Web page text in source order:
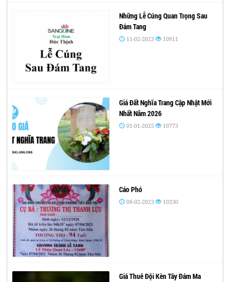
Những Lễ Cúng Quan Trọng Sau
Đám Tang
11-02-2023 10911
Giá Đất Nghĩa Trang Cập Nhật Mới
Nhất Năm 2026
01-01-2025 10773
Cáo Phó
08-02-2023 10330
Giá Thuê Đội Kèn Tây Đám Ma